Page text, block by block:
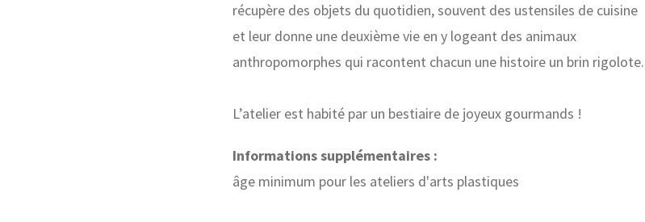
récupère des objets du quotidien, souvent des ustensiles de cuisine
et leur donne une deuxième vie en y logeant des animaux
anthropomorphes qui racontent chacun une histoire un brin rigolote.
L’atelier est habité par un bestiaire de joyeux gourmands !
Informations supplémentaires :
âge minimum pour les ateliers d'arts plastiques